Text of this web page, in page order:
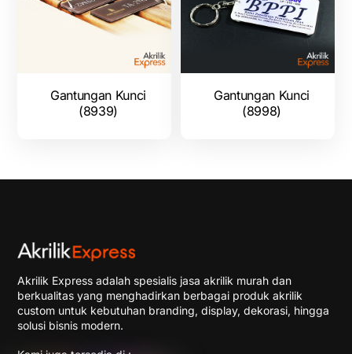
Gantungan Kunci
(8939)
Gantungan Kunci
(8998)
Akrilik Express adalah spesialis jasa akrilik murah dan
berkualitas yang menghadirkan berbagai produk akrilik
custom untuk kebutuhan branding, display, dekorasi, hingga
solusi bisnis modern.